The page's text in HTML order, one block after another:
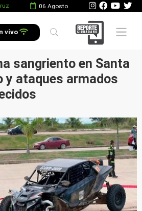
06 Agosto
vivo Mobile
sangriento en Santa
y ataques armados